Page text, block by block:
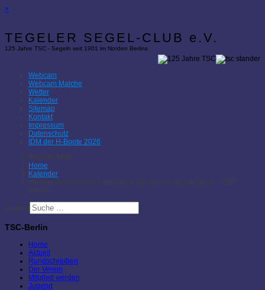
×
TEGELER SEGEL-CLUB e.V.
125 Jahre TSC - Segeln seit 1901 im Norden Berlins
Webcam
Webcam Malche
Wetter
Kalender
Sitemap
Kontakt
Impressum
Datenschutz
IDM der H-Boote 2026
Aktuelle Seite:
Home
Kalender
Vorbesprechung und Anmeldung Führerscheinausbildung – SBF
Binnen
Suchen
TSC-Berlin
Home
Aktuell
Rundschreiben
Der Verein
Mitglied werden
Jugend